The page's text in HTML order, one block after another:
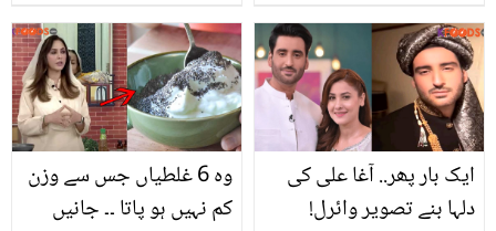
آپ کو دس سال مزید جوان
ہوئی غذاؤں کا استعمال
شروع کر دیں تاکہ آپ رہیں
گردوں کی ہر بیماری سے
دور
وہ 6 غلطیاں جس سے وزن
کم نہیں ہو پاتا ۔۔ جانیں
ایک بار پھر.. آغا علی کی
دلہا بنے تصویر وائرل!